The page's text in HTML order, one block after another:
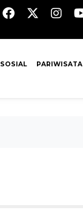
SOSIAL PARIWISATA